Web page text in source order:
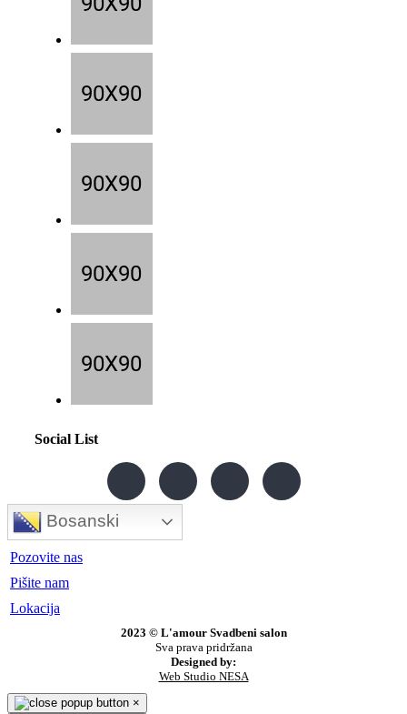
Social List
Bosanski
Pozovite nas
Pišite nam
Lokacija
2023 © L'amour Svadbeni salon
Sva prava pridržana
Designed by:
Web Studio NESA
×